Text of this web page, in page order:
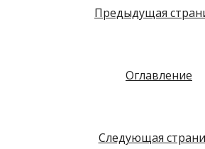
Предыдущая
Оглавление
Следующая